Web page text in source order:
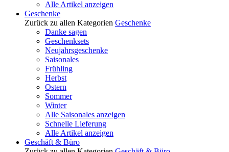
Alle Artikel anzeigen
Geschenke
Zurück zu allen Kategorien Geschenke
Danke sagen
Geschenksets
Neujahrsgeschenke
Saisonales
Frühling
Herbst
Ostern
Sommer
Winter
Alle Saisonales anzeigen
Schnelle Lieferung
Alle Artikel anzeigen
Geschäft & Büro